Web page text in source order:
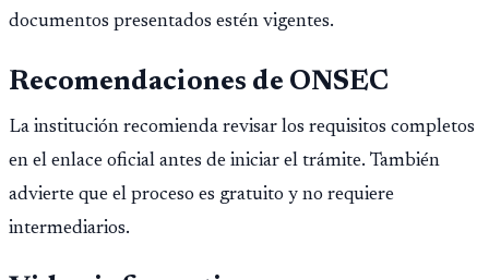
documentos presentados estén vigentes.
Recomendaciones de ONSEC
La institución recomienda revisar los requisitos completos
en el enlace oficial antes de iniciar el trámite. También
advierte que el proceso es gratuito y no requiere
intermediarios.